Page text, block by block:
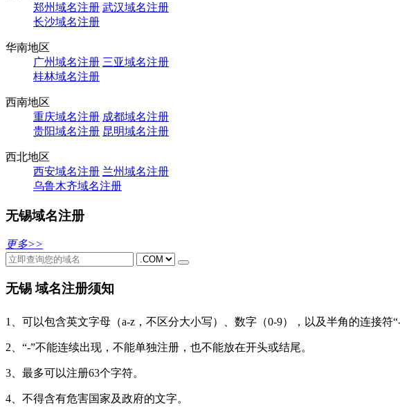
郑州域名注册 武汉域名注册
长沙域名注册
华南地区
广州域名注册 三亚域名注册
桂林域名注册
西南地区
重庆域名注册 成都域名注册
贵阳域名注册 昆明域名注册
西北地区
西安域名注册 兰州域名注册
乌鲁木齐域名注册
无锡域名注册
更多>>
无锡 域名注册须知
1、可以包含英文字母（a-z，不区分大小写）、数字（0-9），以及半角的连接符
2、“-”不能连续出现，不能单独注册，也不能放在开头或结尾。
3、最多可以注册63个字符。
4、不得含有危害国家及政府的文字。